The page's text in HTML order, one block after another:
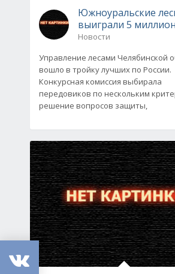
Южноуральские
выиграли 5
Новости
Управление лесами Челябинской
вошло в тройку лучших по России.
Конкурсная комиссия выбирала
передовиков по нескольким
решение вопросов защиты,